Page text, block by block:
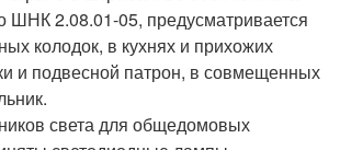
ШНК 2.08.01-05, предусматривается
колодок, в кухнях и прихожих
и подвесной патрон, в совмещенных
света для общедомовых